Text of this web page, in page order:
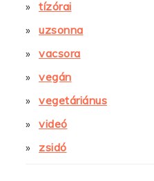
tízórai
uzsonna
vacsora
vegán
vegetáriánus
videó
zsidó